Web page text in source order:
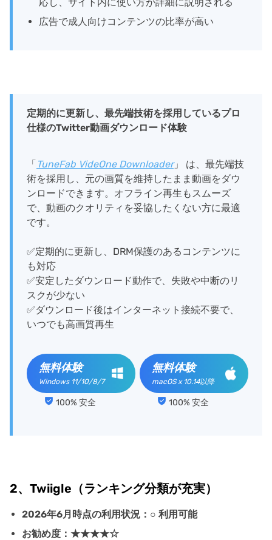
広告で成人向けコンテンツの比率が高い
定期的に更新し、最先端技術を採用しているプロ
仕様のTwitter動画ダウンロード体験
「 TuneFab VideOne Downloader」 は、最先端技
術を採用し、元の画質を維持したまま動画をダウ
ンロードできます。オフライン再生もスムーズ
で、動画のクオリティを妥協したくない方に最適
です。
✅定期的に更新し、DRM保護のあるコンテンツに
も対応
✅安定したダウンロード動作で、失敗や中断のリ
スクが少ない
✅ダウンロード後はインターネット接続不要で、
いつでも高画質再生
無料体験
Windows 11/10/8/7
100% 安全
無料体験
macOS x 10.14以降
100% 安全
2、Twiigle（ランキング分類が充実）
2026年6月時点の利用状況：○ 利用可能
お勧め度：★★★★☆